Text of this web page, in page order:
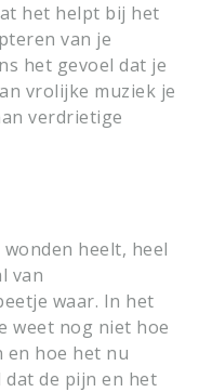
het helpt bij het
van je
het gevoel dat je
vrolijke muziek je
verdrietige
heelt, heel
van
waar. In het
weet nog niet hoe
en hoe het nu
dat de pijn en het